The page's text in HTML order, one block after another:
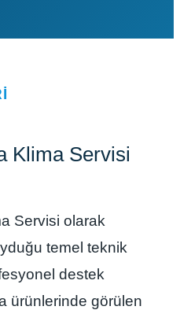
Klima Servisi
Servisi olarak
temel teknik
destek
ürünlerinde görülen